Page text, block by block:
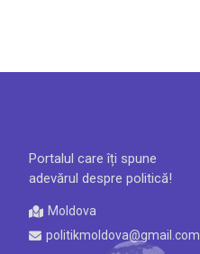
Portalul care îți spune
adevărul despre politică!
Moldova
politikmoldova@gmail.com